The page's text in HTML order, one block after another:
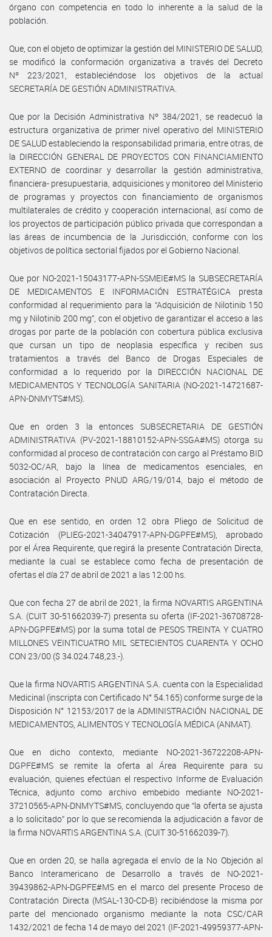
órgano con competencia en todo lo inherente a la salud de la
población.
Que, con el objeto de optimizar la gestión del MINISTERIO DE SALUD,
se modificó la conformación organizativa a través del Decreto
Nº 223/2021, estableciéndose los objetivos de la actual
SECRETARÍA DE GESTIÓN ADMINISTRATIVA.
Que por la Decisión Administrativa Nº 384/2021, se readecuó la
estructura organizativa de primer nivel operativo del MINISTERIO
DE SALUD estableciendo la responsabilidad primaria, entre otras, de
la DIRECCIÓN GENERAL DE PROYECTOS CON FINANCIAMIENTO
EXTERNO de coordinar y desarrollar la gestión administrativa,
financiera- presupuestaria, adquisiciones y monitoreo del Ministerio
de programas y proyectos con financiamiento de organismos
multilaterales de crédito y cooperación internacional, así como de
los proyectos de participación público privada que correspondan a
las áreas de incumbencia de la Jurisdicción, conforme con los
objetivos de política sectorial fijados por el Gobierno Nacional.
Que por NO-2021-15043177-APN-SSMEIE#MS la SUBSECRETARÍA
DE MEDICAMENTOS E INFORMACIÓN ESTRATÉGICA presta
conformidad al requerimiento para la “Adquisición de Nilotinib 150
mg y Nilotinib 200 mg”, con el objetivo de garantizar el acceso a las
drogas por parte de la población con cobertura pública exclusiva
que cursan un tipo de neoplasia específica y reciben sus
tratamientos a través del Banco de Drogas Especiales de
conformidad a lo requerido por la DIRECCIÓN NACIONAL DE
MEDICAMENTOS Y TECNOLOGÍA SANITARIA (NO-2021-14721687-
APN-DNMYTS#MS).
Que en orden 3 la entonces SUBSECRETARIA DE GESTIÓN
ADMINISTRATIVA (PV-2021-18810152-APN-SSGA#MS) otorga su
conformidad al proceso de contratación con cargo al Préstamo BID
5032-OC/AR, bajo la línea de medicamentos esenciales, en
asociación al Proyecto PNUD ARG/19/014, bajo el método de
Contratación Directa.
Que en ese sentido, en orden 12 obra Pliego de Solicitud de
Cotización (PLIEG-2021-34047917-APN-DGPFE#MS), aprobado
por el Área Requirente, que regirá la presente Contratación Directa,
mediante la cual se establece como fecha de presentación de
ofertas el día 27 de abril de 2021 a las 12:00 hs.
Que con fecha 27 de abril de 2021, la firma NOVARTIS ARGENTINA
S.A. (CUIT 30-51662039-7) presenta su oferta (IF-2021-36708728-
APN-DGPFE#MS) por la suma total de PESOS TREINTA Y CUATRO
MILLONES VEINTICUATRO MIL SETECIENTOS CUARENTA Y OCHO
CON 23/00 ($ 34.024.748,23.-).
Que la firma NOVARTIS ARGENTINA S.A. cuenta con la Especialidad
Medicinal (inscripta con Certificado N° 54.165) conforme surge de la
Disposición N° 12153/2017 de la ADMINISTRACIÓN NACIONAL DE
MEDICAMENTOS, ALIMENTOS Y TECNOLOGÍA MÉDICA (ANMAT).
Que en dicho contexto, mediante NO-2021-36722208-APN-
DGPFE#MS se remite la oferta al Área Requirente para su
evaluación, quienes efectúan el respectivo Informe de Evaluación
Técnica, adjunto como archivo embebido mediante NO-2021-
37210565-APN-DNMYTS#MS, concluyendo que “la oferta se ajusta
a lo solicitado” por lo que se recomienda la adjudicación a favor de
la firma NOVARTIS ARGENTINA S.A. (CUIT 30-51662039-7).
Que en orden 20, se halla agregada el envío de la No Objeción al
Banco Interamericano de Desarrollo a través de NO-2021-
39439862-APN-DGPFE#MS en el marco del presente Proceso de
Contratación Directa (MSAL-130-CD-B) recibiéndose la misma por
parte del mencionado organismo mediante la nota CSC/CAR
1432/2021 de fecha 14 de mayo del 2021 (IF-2021-49959377-APN-